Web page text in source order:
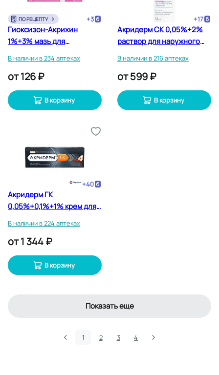
ПО РЕЦЕПТУ +3
Гиоксизон-Акрихин
1%+3% мазь для
г
В наличии в 234 аптеках
от126 ₽
В корзину
+17
Акридерм СК 0,05%+2%
раствор для наружного
В наличии в 216 аптеках
от599 ₽
В корзину
+40
Акридерм ГК
0,05%+0,1%+1% крем для
г
В наличии в 224 аптеках
от1 344 ₽
В корзину
Показать еще
1 2 3 4